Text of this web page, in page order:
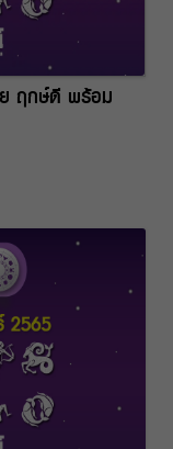
ฤกษ์ดี พร้อม